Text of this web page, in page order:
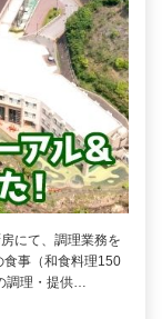
にて、調理業務を
食事（和食料理150
調理・提供…